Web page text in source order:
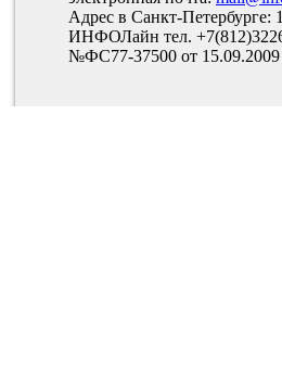
Адрес в Санкт-
ИНФОЛайн тел.
№ФС77-37500 от 15.09.2009